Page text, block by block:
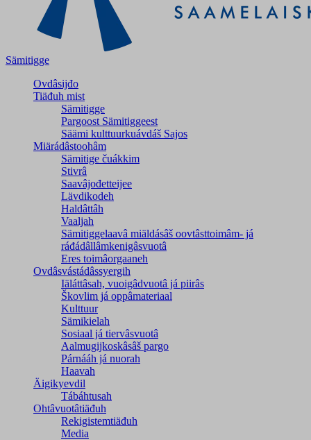
Sämitigge
Ovdâsijđo
Tiäđuh mist
Sämitigge
Pargoost Sämitiggeest
Säämi kulttuurkuávdáš Sajos
Miärádâstoohâm
Sämitige čuákkim
Stivrâ
Saavâjođetteijee
Lävdikodeh
Haldâttâh
Vaaljah
Sämitiggelaavâ miäldásâš oovtâsttoimâm- já
ráđádâllâmkenigâsvuotâ
Eres toimâorgaaneh
Ovdâsvástádâssyergih
Iäláttâsah, vuoigâdvuotâ já piirâs
Škovlim já oppâmateriaal
Kulttuur
Sämikielah
Sosiaal já tiervâsvuotâ
Aalmugijkoskâsâš pargo
Párnááh já nuorah
Haavah
Äigikyevdil
Tábáhtusah
Ohtâvuotâtiäđuh
Rekigistemtiäđuh
Media